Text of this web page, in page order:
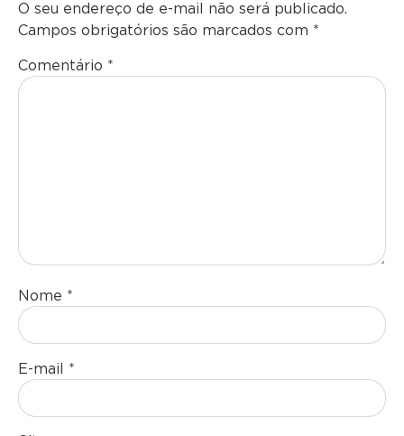
O seu endereço de e-mail não será publicado.
Campos obrigatórios são marcados com *
Comentário *
Nome *
E-mail *